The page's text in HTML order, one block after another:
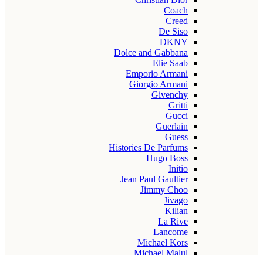
Coach
Creed
De Siso
DKNY
Dolce and Gabbana
Elie Saab
Emporio Armani
Giorgio Armani
Givenchy
Gritti
Gucci
Guerlain
Guess
Histories De Parfums
Hugo Boss
Initio
Jean Paul Gaultier
Jimmy Choo
Jivago
Kilian
La Rive
Lancome
Michael Kors
Michael Malul